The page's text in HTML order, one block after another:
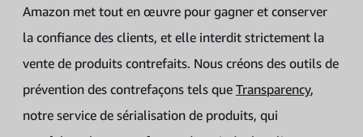
Amazon met tout en œuvre pour gagner et conserver
la confiance des clients, et elle interdit strictement la
vente de produits contrefaits. Nous créons des outils de
prévention des contrefaçons tels que Transparency,
notre service de sérialisation de produits, qui